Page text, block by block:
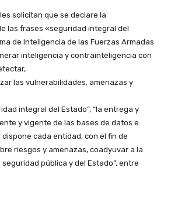
solicitan que se declare la
las frases «seguridad integral del
de Inteligencia de las Fuerzas Armadas
inteligencia y contrainteligencia con
las vulnerabilidades, amenazas y
integral del Estado”, “la entrega y
y vigente de las bases de datos e
cada entidad, con el fin de
riesgos y amenazas, coadyuvar a la
pública y del Estado”, entre